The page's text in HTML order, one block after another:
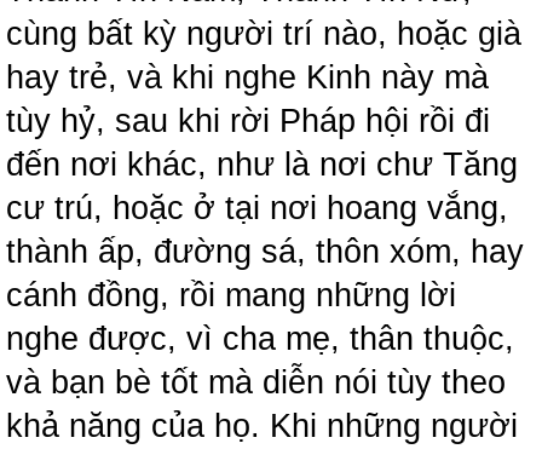
cùng bất kỳ người trí nào, hoặc già
hay trẻ, và khi nghe Kinh này mà
tùy hỷ, sau khi rời Pháp hội rồi đi
đến nơi khác, như là nơi chư Tăng
cư trú, hoặc ở tại nơi hoang vắng,
thành ấp, đường sá, thôn xóm, hay
cánh đồng, rồi mang những lời
nghe được, vì cha mẹ, thân thuộc,
và bạn bè tốt mà diễn nói tùy theo
khả năng của họ. Khi những người